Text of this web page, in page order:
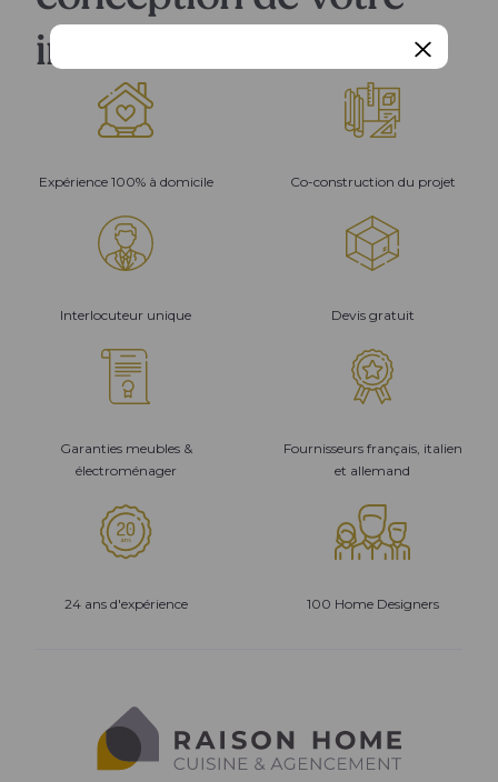
intérieur
Expérience 100% à domicile Co-construction du projet
Interlocuteur unique Devis gratuit
Garanties meubles &
électroménager
Fournisseurs français, italien
et allemand
24 ans d'expérience 100 Home Designers